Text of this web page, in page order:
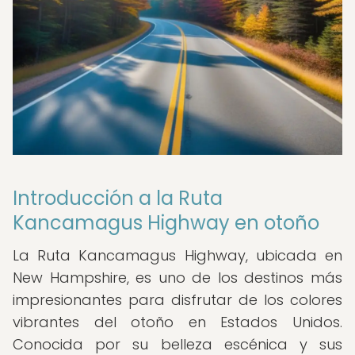
Introducción a la Ruta
Kancamagus Highway en otoño
La Ruta Kancamagus Highway, ubicada en
New Hampshire, es uno de los destinos más
impresionantes para disfrutar de los colores
vibrantes del otoño en Estados Unidos.
Conocida por su belleza escénica y sus